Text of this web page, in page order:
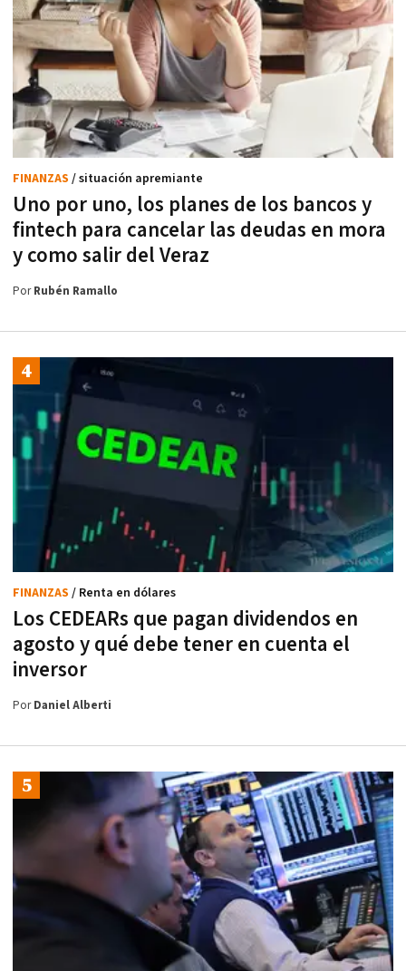
Uno por uno, los planes de los bancos y
fintech para cancelar las deudas en mora
y como salir del Veraz
FINANZAS / situación apremiante
PorRubén Ramallo
Los CEDEARs que pagan dividendos en
agosto y qué debe tener en cuenta el
inversor
FINANZAS / Renta en dólares
PorDaniel Alberti